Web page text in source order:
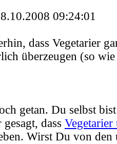
09:24:01
dass Vegetarier
überzeugen (so
getan. Du selbst
dass
Wirst Du von den